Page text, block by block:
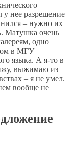
у нее разрешение
– нужно их
Матушка очень
одно
в МГУ –
языка. А я-то в
выжимаю из
– я не умел.
вообще не